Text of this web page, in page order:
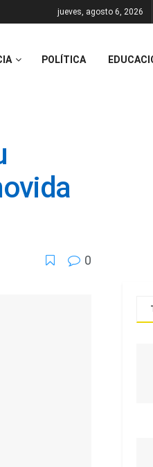
jueves, agosto 6, 2026
POLÍTICA
0